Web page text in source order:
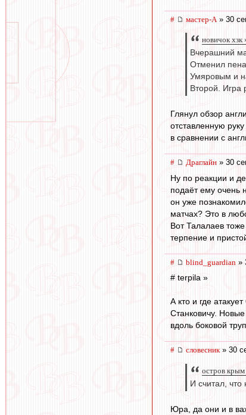
# мастер-А » 30
новичок хзк
Вчерашний
Отменил
Умяровым и
Второй. Игра
Глянул обзор
отставленную
в сравнении с
# Драглайн » 30
Ну по реакции и
подаёт ему очень
он уже
матчах? Это в
Вот Талалаев
терпение и
# blind_guardian »
# terpila »
А кто и где
Станковичу.
вдоль боковой
# словесник» 30
остров
И считал,
Юра, да они и в